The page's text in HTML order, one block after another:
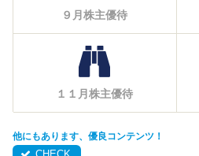
９月株主優待
１１月株主優待
他にもあります、優良コンテンツ！